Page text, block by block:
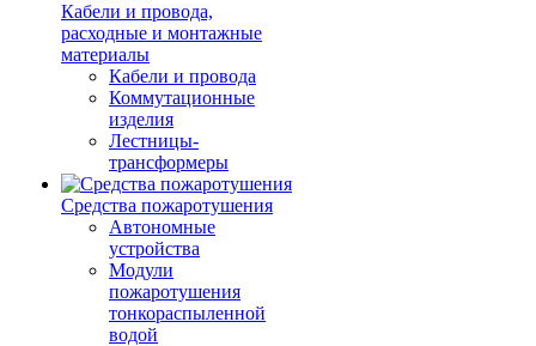
Кабели и провода,
расходные и монтажные
материалы
Кабели и провода
Коммутационные
изделия
Лестницы-
трансформеры
Средства пожаротушения
Автономные
устройства
Модули
пожаротушения
тонкораспыленной
водой